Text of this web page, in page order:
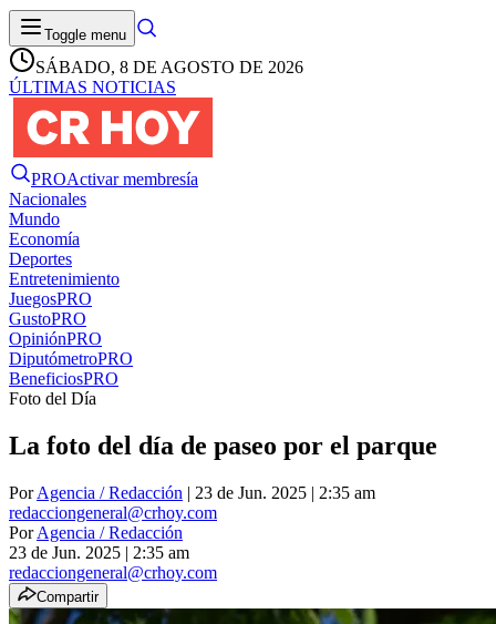
Toggle menu
SÁBADO, 8 DE AGOSTO DE 2026
ÚLTIMAS NOTICIAS
PROActivar membresía
Nacionales
Mundo
Economía
Deportes
Entretenimiento
JuegosPRO
GustoPRO
OpiniónPRO
DiputómetroPRO
BeneficiosPRO
Foto del Día
La foto del día de paseo por el parque
PorAgencia / Redacción | 23 de Jun. 2025 | 2:35 am
redacciongeneral@crhoy.com
PorAgencia / Redacción
23 de Jun. 2025 | 2:35 am
redacciongeneral@crhoy.com
Compartir